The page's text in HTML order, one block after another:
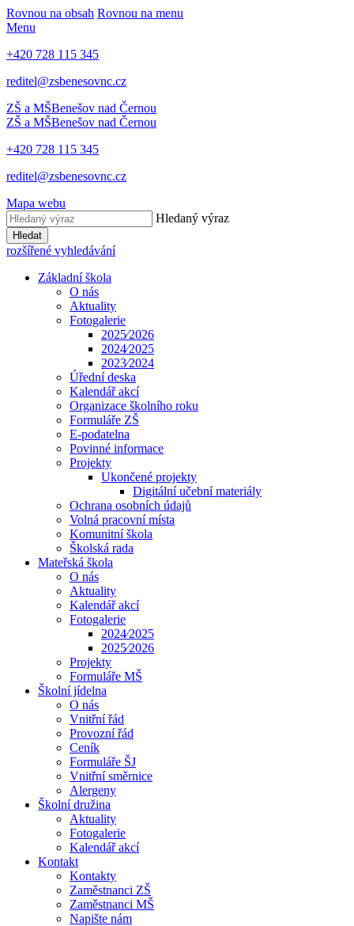
Rovnou na obsah Rovnou na menu
Menu
+420 728 115 345
reditel@zsbenesovnc.cz
ZŠ a MŠBenešov nad Černou
ZŠ a MŠBenešov nad Černou
+420 728 115 345
reditel@zsbenesovnc.cz
Mapa webu
Hledaný výraz
Hledat
rozšířené vyhledávání
Základní škola
O nás
Aktuality
Fotogalerie
2025⁄2026
2024⁄2025
2023⁄2024
Úřední deska
Kalendář akcí
Organizace školního roku
Formuláře ZŠ
E-podatelna
Povinné informace
Projekty
Ukončené projekty
Digitální učební materiály
Ochrana osobních údajů
Volná pracovní místa
Komunitní škola
Školská rada
Mateřská škola
O nás
Aktuality
Kalendář akcí
Fotogalerie
2024⁄2025
2025⁄2026
Projekty
Formuláře MŠ
Školní jídelna
O nás
Vnitřní řád
Provozní řád
Ceník
Formuláře ŠJ
Vnitřní směrnice
Alergeny
Školní družina
Aktuality
Fotogalerie
Kalendář akcí
Kontakt
Kontakty
Zaměstnanci ZŠ
Zaměstnanci MŠ
Napište nám